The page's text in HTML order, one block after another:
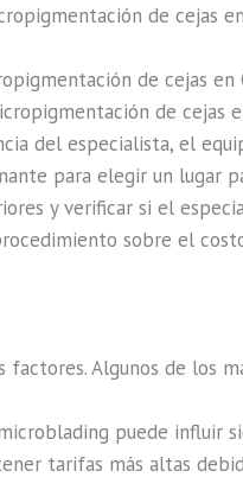
de cejas
de cejas en
de cejas
del especialista, el
para elegir un lugar
y verificar si el
sobre el
Algunos de los
puede influir
tarifas más altas